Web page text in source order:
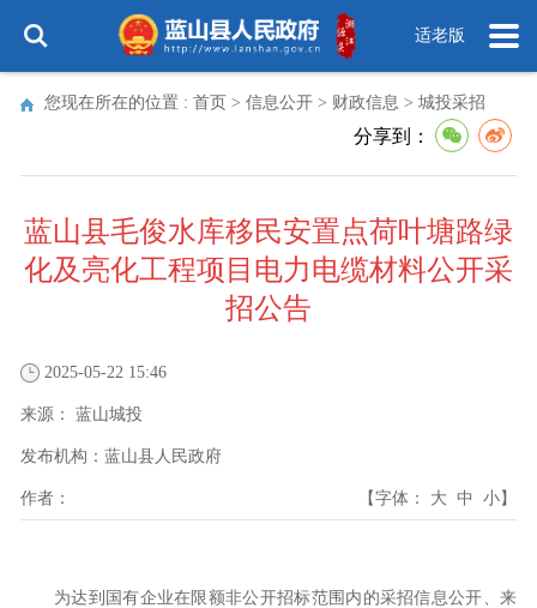
适老版
您现在所在的位置 : 首页 > 信息公开 > 财政信息 > 城投采招
分享到：
蓝山县毛俊水库移民安置点荷叶塘路绿
化及亮化工程项目电力电缆材料公开采
招公告
2025-05-22 15:46
来源： 蓝山城投
发布机构： 蓝山县人民政府
作者： 【字体： 大 中 小】
为达到国有企业在限额非公开招标范围内的采招信息公开、来